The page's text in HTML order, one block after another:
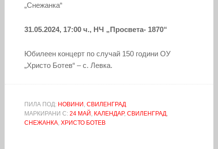
„Снежанка“
31.05.2024, 17:00 ч., НЧ „Просвета- 1870“
Юбилеен концерт по случай 150 години ОУ
„Христо Ботев“ – с. Левка.
ПИЛА ПОД: НОВИНИ, СВИЛЕНГРАД
МАРКИРАНИ С: 24 МАЙ, КАЛЕНДАР, СВИЛЕНГРАД,
СНЕЖАНКА, ХРИСТО БОТЕВ